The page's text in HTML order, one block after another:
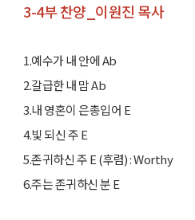
3-4부 찬양_이원진 목사
1.예수가 내 안에 Ab
2.갈급한 내 맘 Ab
3.내 영혼이 은총입어 E
4.빛 되신 주 E
5.존귀하신 주 E (후렴) : Worthy
6.주는 존귀하신 분 E